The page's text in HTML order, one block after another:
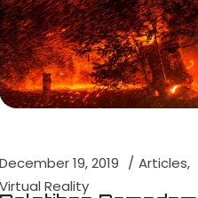
December 19, 2019
Articles
Virtual Reality